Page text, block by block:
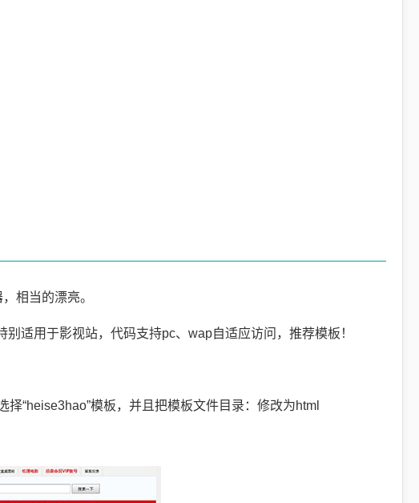
相当的漂亮。
适用于影视站，代码支持pc、wap自适应访问，推荐模板！
“heise3hao”模板，并且把模板文件目录：修改为html